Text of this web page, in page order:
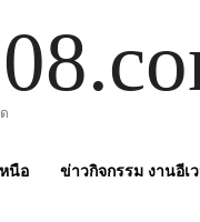
นือ ข่าวกิจกรรม งานอีเ